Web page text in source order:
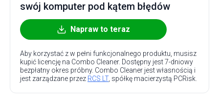
swój komputer pod kątem błędów
Napraw to teraz
Aby korzystać z w pełni funkcjonalnego produktu, musisz
kupić licencję na Combo Cleaner. Dostępny jest 7-dniowy
bezpłatny okres próbny. Combo Cleaner jest własnością i
jest zarządzane przez RCS LT, spółkę macierzystą PCRisk.